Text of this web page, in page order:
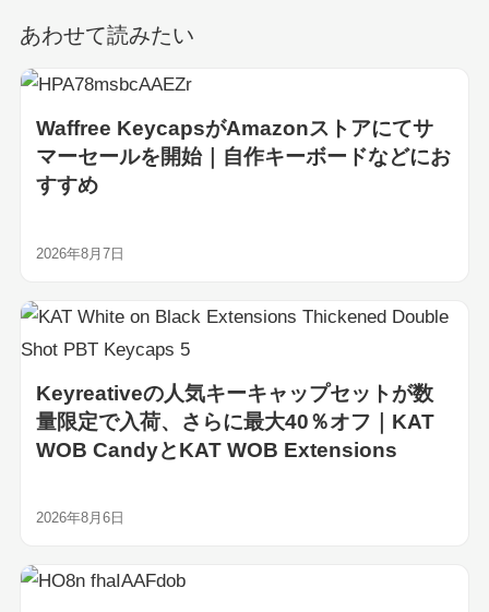
あわせて読みたい
Waffree KeycapsがAmazonストアにてサ
マーセールを開始｜自作キーボードなどにお
すすめ
2026年8月7日
Keyreativeの人気キーキャップセットが数
量限定で入荷、さらに最大40％オフ｜KAT
WOB CandyとKAT WOB Extensions
2026年8月6日